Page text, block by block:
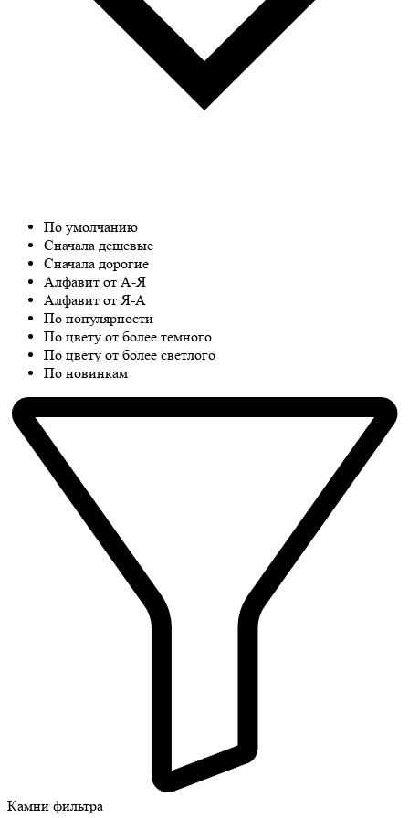
По умолчанию
Сначала дешевые
Сначала дорогие
Алфавит от А-Я
Алфавит от Я-А
По популярности
По цвету от более темного
По цвету от более светлого
По новинкам
Камни фильтра